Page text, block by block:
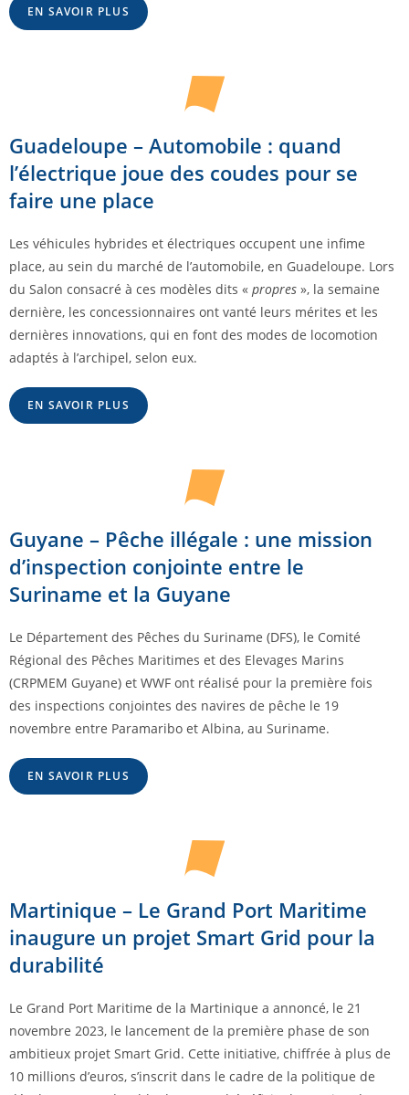
EN SAVOIR PLUS
Guadeloupe – Automobile : quand
l’électrique joue des coudes pour se
faire une place
Les véhicules hybrides et électriques occupent une infime
place, au sein du marché de l’automobile, en Guadeloupe. Lors
du Salon consacré à ces modèles dits « propres », la semaine
dernière, les concessionnaires ont vanté leurs mérites et les
dernières innovations, qui en font des modes de locomotion
adaptés à l’archipel, selon eux.
EN SAVOIR PLUS
Guyane – Pêche illégale : une mission
d’inspection conjointe entre le
Suriname et la Guyane
Le Département des Pêches du Suriname (DFS), le Comité
Régional des Pêches Maritimes et des Elevages Marins
(CRPMEM Guyane) et WWF ont réalisé pour la première fois
des inspections conjointes des navires de pêche le 19
novembre entre Paramaribo et Albina, au Suriname.
EN SAVOIR PLUS
Martinique – Le Grand Port Maritime
inaugure un projet Smart Grid pour la
durabilité
Le Grand Port Maritime de la Martinique a annoncé, le 21
novembre 2023, le lancement de la première phase de son
ambitieux projet Smart Grid. Cette initiative, chiffrée à plus de
10 millions d’euros, s’inscrit dans le cadre de la politique de